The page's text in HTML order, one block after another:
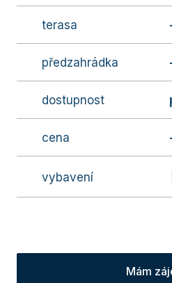
terasa
předzahrádka
dostupnost
cena
vybavení
Mám